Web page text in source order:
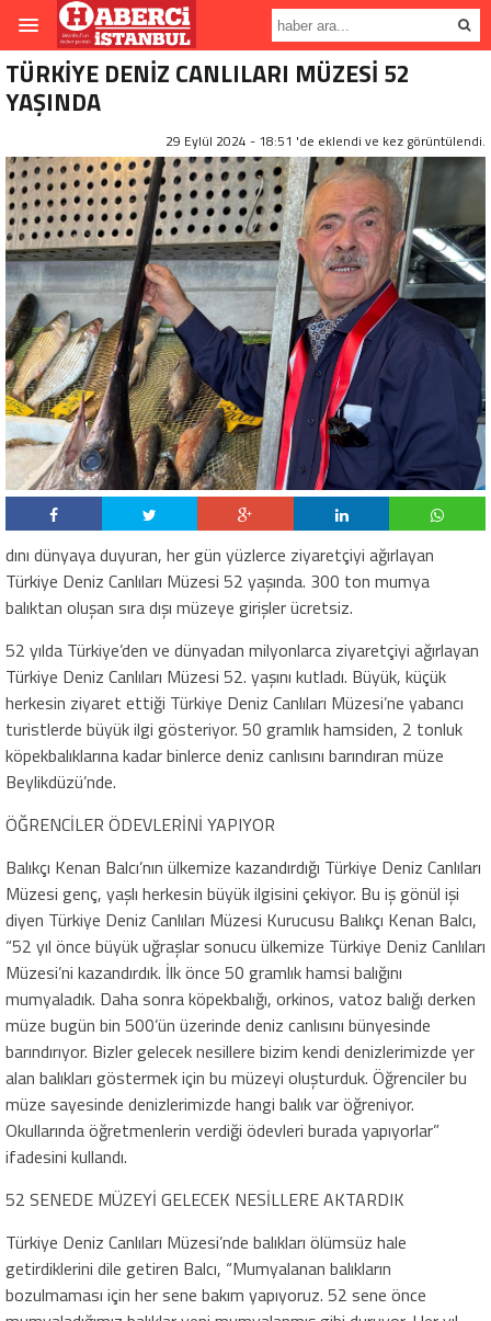
TÜRKİYE DENİZ CANLILARI MÜZESİ 52
YAŞINDA
29 Eylül 2024 - 18:51 'de eklendi ve kez görüntülendi.
dını dünyaya duyuran, her gün yüzlerce ziyaretçiyi ağırlayan
Türkiye Deniz Canlıları Müzesi 52 yaşında. 300 ton mumya
balıktan oluşan sıra dışı müzeye girişler ücretsiz.
52 yılda Türkiye’den ve dünyadan milyonlarca ziyaretçiyi ağırlayan
Türkiye Deniz Canlıları Müzesi 52. yaşını kutladı. Büyük, küçük
herkesin ziyaret ettiği Türkiye Deniz Canlıları Müzesi’ne yabancı
turistlerde büyük ilgi gösteriyor. 50 gramlık hamsiden, 2 tonluk
köpekbalıklarına kadar binlerce deniz canlısını barındıran müze
Beylikdüzü’nde.
ÖĞRENCİLER ÖDEVLERİNİ YAPIYOR
Balıkçı Kenan Balcı’nın ülkemize kazandırdığı Türkiye Deniz Canlıları
Müzesi genç, yaşlı herkesin büyük ilgisini çekiyor. Bu iş gönül işi
diyen Türkiye Deniz Canlıları Müzesi Kurucusu Balıkçı Kenan Balcı,
“52 yıl önce büyük uğraşlar sonucu ülkemize Türkiye Deniz Canlıları
Müzesi’ni kazandırdık. İlk önce 50 gramlık hamsi balığını
mumyaladık. Daha sonra köpekbalığı, orkinos, vatoz balığı derken
müze bugün bin 500’ün üzerinde deniz canlısını bünyesinde
barındırıyor. Bizler gelecek nesillere bizim kendi denizlerimizde yer
alan balıkları göstermek için bu müzeyi oluşturduk. Öğrenciler bu
müze sayesinde denizlerimizde hangi balık var öğreniyor.
Okullarında öğretmenlerin verdiği ödevleri burada yapıyorlar”
ifadesini kullandı.
52 SENEDE MÜZEYİ GELECEK NESİLLERE AKTARDIK
Türkiye Deniz Canlıları Müzesi’nde balıkları ölümsüz hale
getirdiklerini dile getiren Balcı, “Mumyalanan balıkların
bozulmaması için her sene bakım yapıyoruz. 52 sene önce